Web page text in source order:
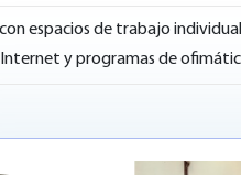
espacios de trabajo
Internet y programas de